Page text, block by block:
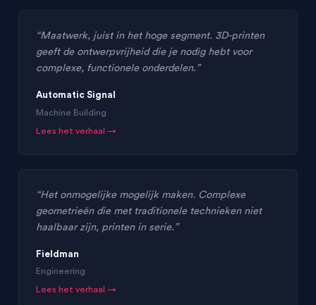
“Maatwerk, juist in het hoge segment. 3D-printen
geeft de ontwerpvrijheid die je nodig hebt voor
complexe, functionele onderdelen.”
Automatic Signal
Machine Building
Lees het verhaal →
“Het onmogelijke mogelijk maken. Complexe
geometrieën die met traditionele technieken niet
haalbaar zijn, printen in serie.”
Fieldman
Engineering
Lees het verhaal →